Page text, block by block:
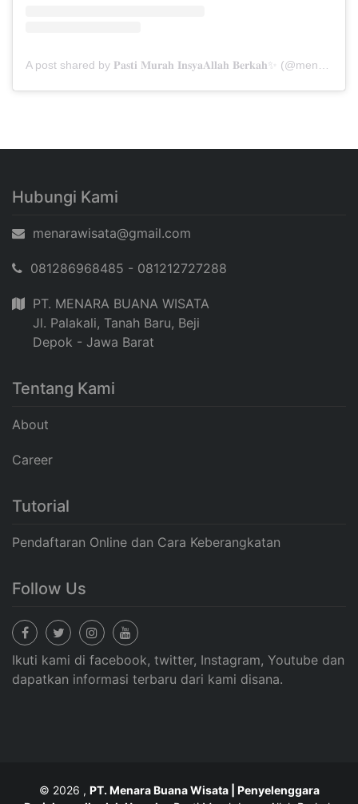
Hubungi Kami
menarawisata@gmail.com
081286968485 - 081212727288
PT. MENARA BUANA WISATA
Jl. Palakali, Tanah Baru, Beji
Depok - Jawa Barat
Tentang Kami
About
Career
Tutorial
Pendaftaran Online dan Cara Keberangkatan
Follow Us
Ikuti kami di facebook, twitter, Instagram, Youtube dan
dapatkan informasi terbaru dari kami disana.
© 2026 , PT. Menara Buana Wisata | Penyelenggara